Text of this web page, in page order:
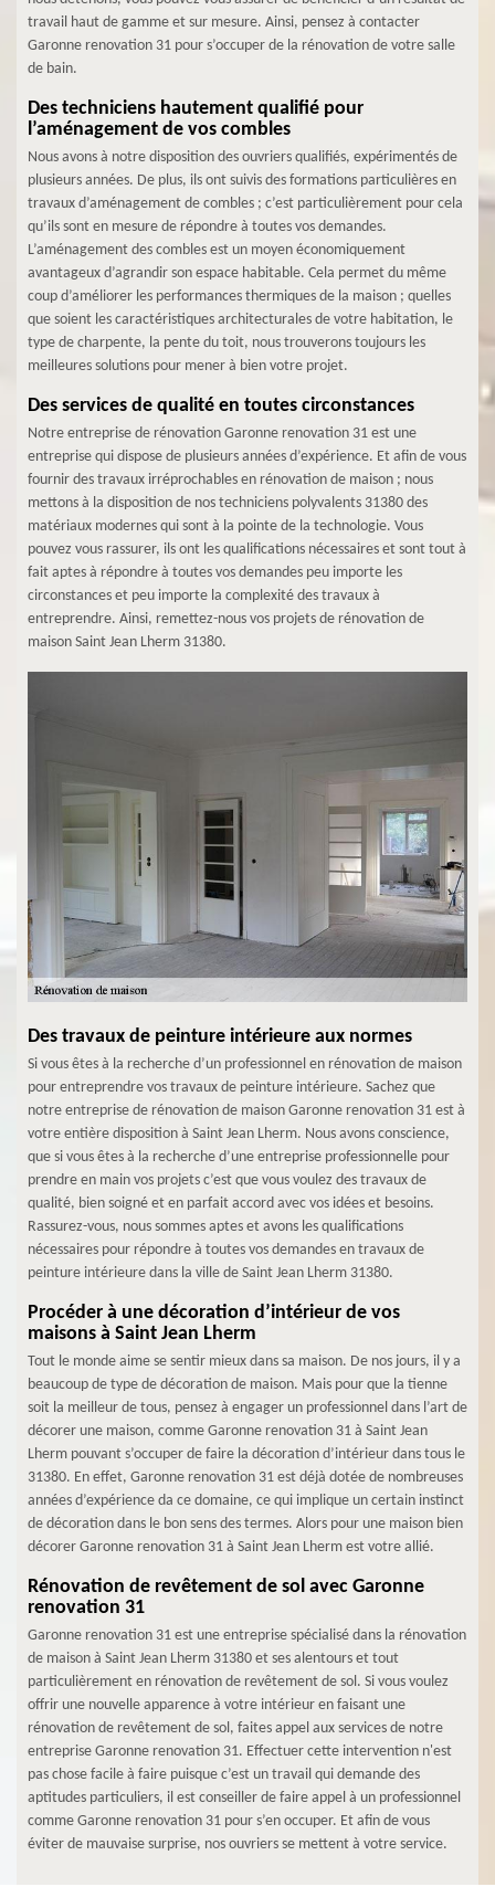
travail haut de gamme et sur mesure. Ainsi, pensez à contacter
Garonne renovation 31 pour s’occuper de la rénovation de votre salle
de bain.
Des techniciens hautement qualifié pour
l’aménagement de vos combles
Nous avons à notre disposition des ouvriers qualifiés, expérimentés de
plusieurs années. De plus, ils ont suivis des formations particulières en
travaux d’aménagement de combles ; c’est particulièrement pour cela
qu’ils sont en mesure de répondre à toutes vos demandes.
L’aménagement des combles est un moyen économiquement
avantageux d’agrandir son espace habitable. Cela permet du même
coup d’améliorer les performances thermiques de la maison ; quelles
que soient les caractéristiques architecturales de votre habitation, le
type de charpente, la pente du toit, nous trouverons toujours les
meilleures solutions pour mener à bien votre projet.
Des services de qualité en toutes circonstances
Notre entreprise de rénovation Garonne renovation 31 est une
entreprise qui dispose de plusieurs années d’expérience. Et afin de vous
fournir des travaux irréprochables en rénovation de maison ; nous
mettons à la disposition de nos techniciens polyvalents 31380 des
matériaux modernes qui sont à la pointe de la technologie. Vous
pouvez vous rassurer, ils ont les qualifications nécessaires et sont tout à
fait aptes à répondre à toutes vos demandes peu importe les
circonstances et peu importe la complexité des travaux à
entreprendre. Ainsi, remettez-nous vos projets de rénovation de
maison Saint Jean Lherm 31380.
Des travaux de peinture intérieure aux normes
Si vous êtes à la recherche d’un professionnel en rénovation de maison
pour entreprendre vos travaux de peinture intérieure. Sachez que
notre entreprise de rénovation de maison Garonne renovation 31 est à
votre entière disposition à Saint Jean Lherm. Nous avons conscience,
que si vous êtes à la recherche d’une entreprise professionnelle pour
prendre en main vos projets c’est que vous voulez des travaux de
qualité, bien soigné et en parfait accord avec vos idées et besoins.
Rassurez-vous, nous sommes aptes et avons les qualifications
nécessaires pour répondre à toutes vos demandes en travaux de
peinture intérieure dans la ville de Saint Jean Lherm 31380.
Procéder à une décoration d’intérieur de vos
maisons à Saint Jean Lherm
Tout le monde aime se sentir mieux dans sa maison. De nos jours, il y a
beaucoup de type de décoration de maison. Mais pour que la tienne
soit la meilleur de tous, pensez à engager un professionnel dans l’art de
décorer une maison, comme Garonne renovation 31 à Saint Jean
Lherm pouvant s’occuper de faire la décoration d’intérieur dans tous le
31380. En effet, Garonne renovation 31 est déjà dotée de nombreuses
années d’expérience da ce domaine, ce qui implique un certain instinct
de décoration dans le bon sens des termes. Alors pour une maison bien
décorer Garonne renovation 31 à Saint Jean Lherm est votre allié.
Rénovation de revêtement de sol avec Garonne
renovation 31
Garonne renovation 31 est une entreprise spécialisé dans la rénovation
de maison à Saint Jean Lherm 31380 et ses alentours et tout
particulièrement en rénovation de revêtement de sol. Si vous voulez
offrir une nouvelle apparence à votre intérieur en faisant une
rénovation de revêtement de sol, faites appel aux services de notre
entreprise Garonne renovation 31. Effectuer cette intervention n'est
pas chose facile à faire puisque c’est un travail qui demande des
aptitudes particuliers, il est conseiller de faire appel à un professionnel
comme Garonne renovation 31 pour s’en occuper. Et afin de vous
éviter de mauvaise surprise, nos ouvriers se mettent à votre service.